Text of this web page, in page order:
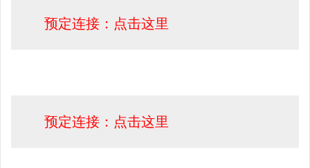
预定连接：点击这里
预定连接：点击这里